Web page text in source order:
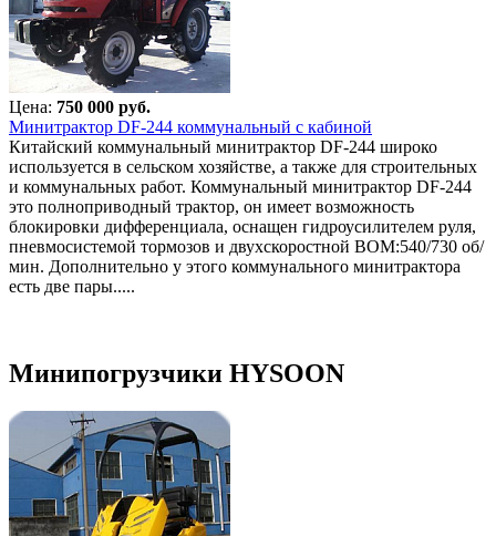
Цена: 750 000 руб.
Минитрактор DF-244 коммунальный с кабиной
Китайский коммунальный минитрактор DF-244 широко
используется в сельском хозяйстве, а также для строительных
и коммунальных работ. Коммунальный минитрактор DF-244
это полноприводный трактор, он имеет возможность
блокировки дифференциала, оснащен гидроусилителем руля,
пневмосистемой тормозов и двухскоростной ВОМ:540/730 об/
мин. Дополнительно у этого коммунального минитрактора
есть две пары.....
Минипогрузчики HYSOON